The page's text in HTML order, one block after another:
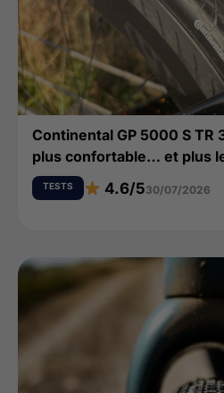
Continental GP 5000 S TR
plus confortable… et plus
TESTS 4.6/530/07/2026